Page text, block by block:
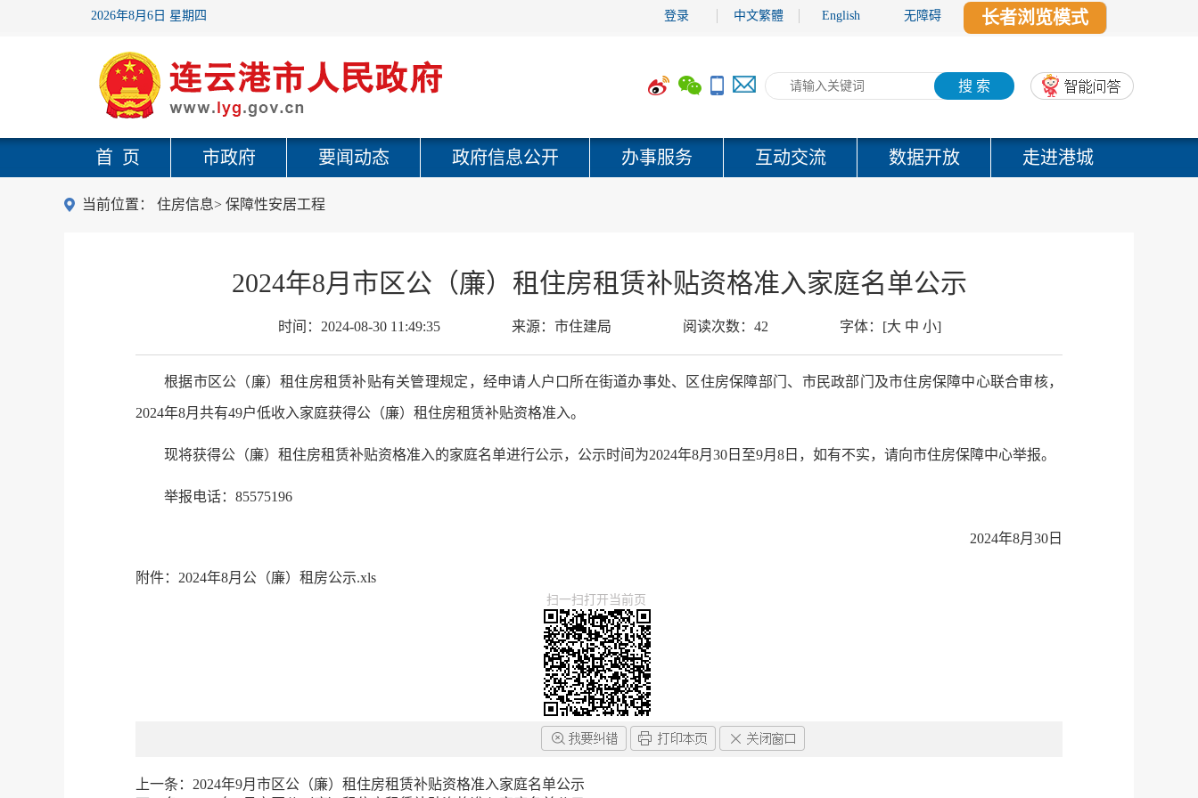
2026年8月6日 星期四 登录 中文繁體 English 无障碍 长者浏览模式
搜 索
首 页 市政府 要闻动态 政府信息公开 办事服务 互动交流 数据开放 走进港城
当前位置： 住房信息> 保障性安居工程
2024年8月市区公（廉）租住房租赁补贴资格准入家庭名单公示
时间： 2024-08-30 11:49:35 来源： 市住建局 阅读次数： 42 字体： [大 中 小]
根据市区公（廉）租住房租赁补贴有关管理规定，经申请人户口所在街道办事处、区住房保障部门、市民政部门及市住房保障中心联合审核，
2024年8月共有49户低收入家庭获得公（廉）租住房租赁补贴资格准入。
现将获得公（廉）租住房租赁补贴资格准入的家庭名单进行公示，公示时间为2024年8月30日至9月8日，如有不实，请向市住房保障中心举报。
举报电话：85575196
2024年8月30日
附件：2024年8月公（廉）租房公示.xls
扫一扫打开当前页
上一条： 2024年9月市区公（廉）租住房租赁补贴资格准入家庭名单公示